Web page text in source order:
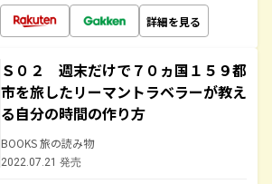
詳細を見る
Ｓ０２ 週末だけで７０ヵ国１５９都
市を旅したリーマントラベラーが教え
る自分の時間の作り方
BOOKS 旅の読み物
2022.07.21 発売